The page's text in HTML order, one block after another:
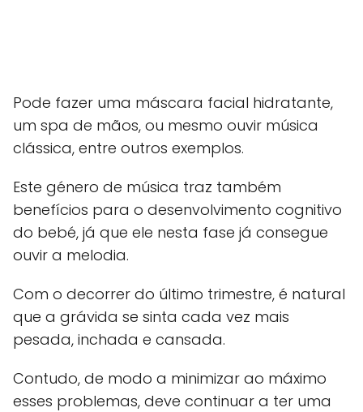
Pode fazer uma máscara facial hidratante,
um spa de mãos, ou mesmo ouvir música
clássica, entre outros exemplos.
Este género de música traz também
benefícios para o desenvolvimento cognitivo
do bebé, já que ele nesta fase já consegue
ouvir a melodia.
Com o decorrer do último trimestre, é natural
que a grávida se sinta cada vez mais
pesada, inchada e cansada.
Contudo, de modo a minimizar ao máximo
esses problemas, deve continuar a ter uma